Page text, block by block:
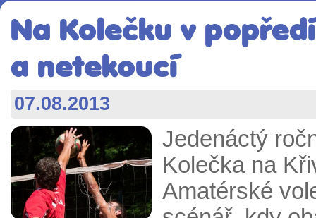
Na Kolečku v
a netekoucí
07.08.2013
Jedenáctý
Kolečka na
Amatérské